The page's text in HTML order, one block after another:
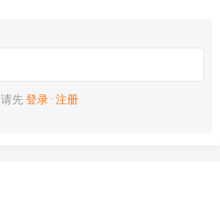
请先登录 · 注册